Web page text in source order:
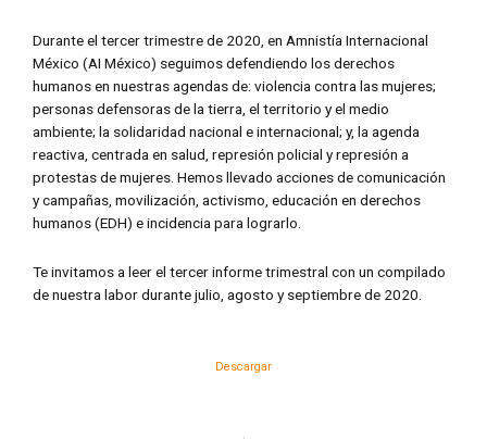
Durante el tercer trimestre de 2020, en Amnistía Internacional
México (AI México) seguimos defendiendo los derechos
humanos en nuestras agendas de: violencia contra las mujeres;
personas defensoras de la tierra, el territorio y el medio
ambiente; la solidaridad nacional e internacional; y, la agenda
reactiva, centrada en salud, represión policial y represión a
protestas de mujeres. Hemos llevado acciones de comunicación
y campañas, movilización, activismo, educación en derechos
humanos (EDH) e incidencia para lograrlo.
Te invitamos a leer el tercer informe trimestral con un compilado
de nuestra labor durante julio, agosto y septiembre de 2020.
Descargar